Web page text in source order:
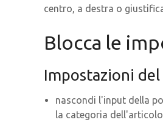
centro, a destra o
Blocca le
Impostazioni
nascondi l'input della
la categoria dell'articolo